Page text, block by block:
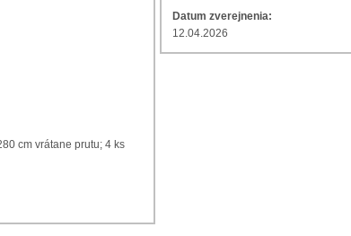
cm vrátane prutu; 4 ks
Datum zverejnenia:
12.04.2026